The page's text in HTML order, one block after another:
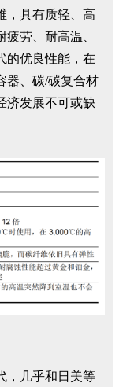
，具有质轻、高
劳、耐高温、
的优良性能，在
器、碳/碳复合材
济发展不可或缺
，几乎和日美等